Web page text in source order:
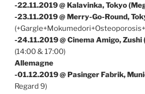
-22.11.2019 @ Kalavinka, Tokyo
-23.11.2019 @ Merry-Go-Round,
(+Gargle+Mokumedori+Osteoporosis+
-24.11.2019 @ Cinema Amigo, Zushi
(14:00 & 17:00)
Allemagne
-01.12.2019 @ Pasinger Fabrik,
Regard 9)